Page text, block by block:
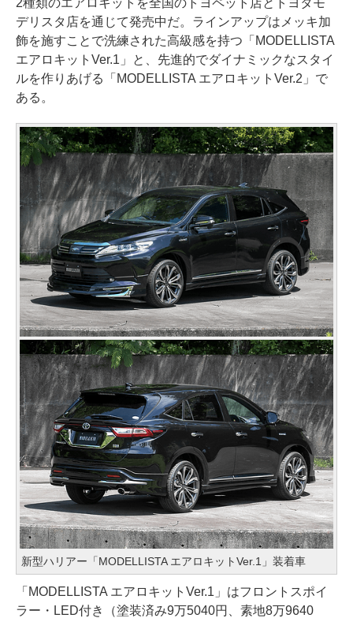
2種類のエアロキットを全国のトヨペット店とトヨタモ
デリスタ店を通じて発売中だ。ラインアップはメッキ加
飾を施すことで洗練された高級感を持つ「MODELLISTA
エアロキットVer.1」と、先進的でダイナミックなスタイ
ルを作りあげる「MODELLISTA エアロキットVer.2」で
ある。
新型ハリアー「MODELLISTA エアロキットVer.1」装着車
「MODELLISTA エアロキットVer.1」はフロントスポイ
ラー・LED付き（塗装済み9万5040円、素地8万9640